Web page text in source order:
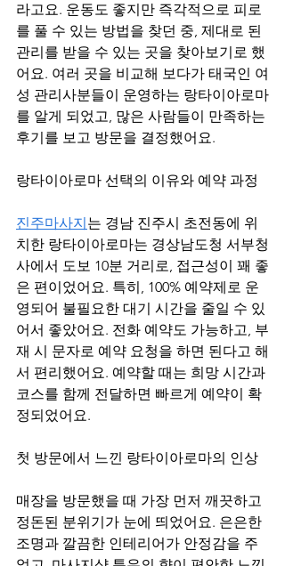
라고요. 운동도 좋지만 즉각적으로 피로
를 풀 수 있는 방법을 찾던 중, 제대로 된
관리를 받을 수 있는 곳을 찾아보기로 했
어요. 여러 곳을 비교해 보다가 태국인 여
성 관리사분들이 운영하는 랑타이아로마
를 알게 되었고, 많은 사람들이 만족하는
후기를 보고 방문을 결정했어요.
랑타이아로마 선택의 이유와 예약 과정
진주마사지는 경남 진주시 초전동에 위
치한 랑타이아로마는 경상남도청 서부청
사에서 도보 10분 거리로, 접근성이 꽤 좋
은 편이었어요. 특히, 100% 예약제로 운
영되어 불필요한 대기 시간을 줄일 수 있
어서 좋았어요. 전화 예약도 가능하고, 부
재 시 문자로 예약 요청을 하면 된다고 해
서 편리했어요. 예약할 때는 희망 시간과
코스를 함께 전달하면 빠르게 예약이 확
정되었어요.
첫 방문에서 느낀 랑타이아로마의 인상
매장을 방문했을 때 가장 먼저 깨끗하고
정돈된 분위기가 눈에 띄었어요. 은은한
조명과 깔끔한 인테리어가 안정감을 주